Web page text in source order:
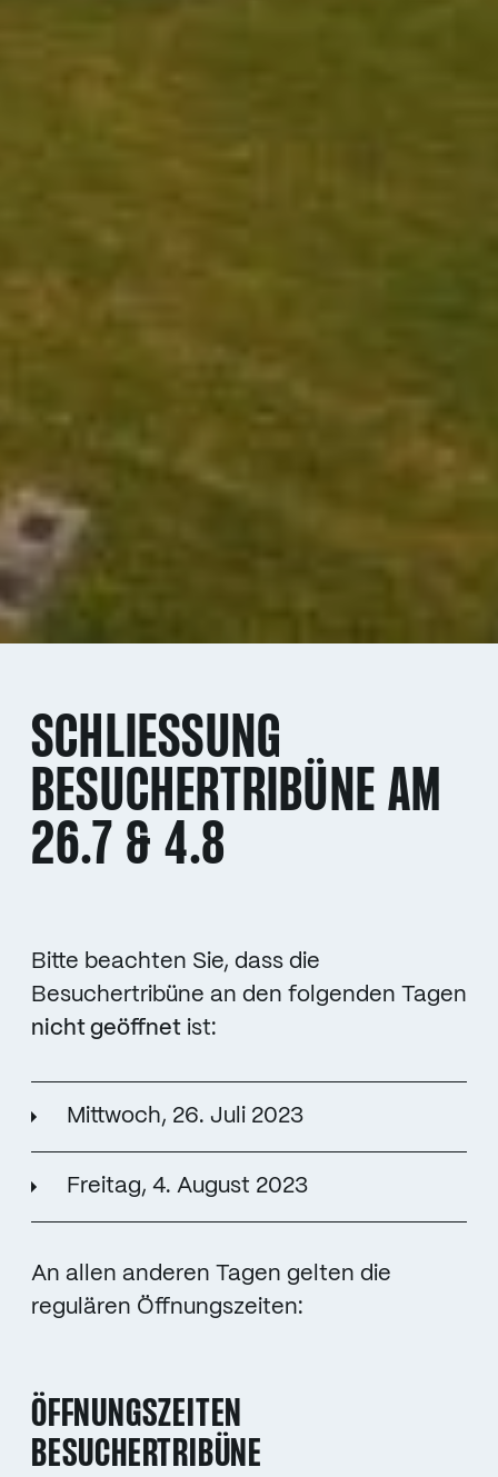
SCHLIESSUNG B
ESUCHERTRIBÜNE AM 2
6.7 & 4.8
Bitte beachten Sie, dass die
Besuchertribüne an den folgenden Tagen
nicht geöffnet ist:
Mittwoch, 26. Juli 2023
Freitag, 4. August 2023
An allen anderen Tagen gelten die
regulären Öffnungszeiten:
ÖFFNUNGSZEITEN
BESUCHERTRIBÜNE